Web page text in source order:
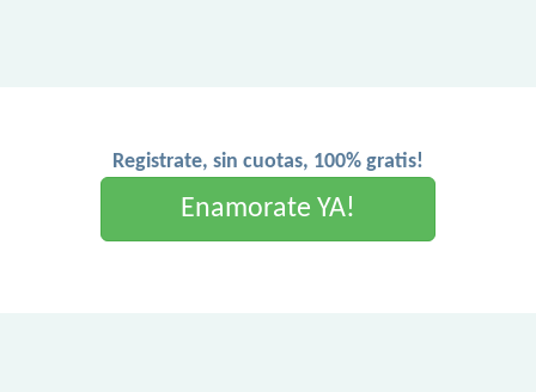
Registrate, sin cuotas, 100% gratis!
Enamorate YA!